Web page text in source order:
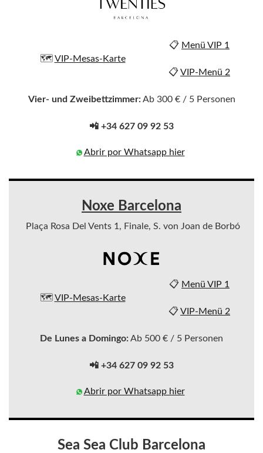
🗺️ VIP-Mesas-Karte
📋 Menü VIP 1
📋VIP-Menü 2
Vier- und Zweibettzimmer:Ab 300 € / 5 Personen
📲 +34 627 09 92 53
Abrir por Whatsapp hier
Noxe Barcelona
Plaça Rosa Del Vents 1, Finale, S. von Joan de Borbó
🗺️ VIP-Mesas-Karte
📋 Menü VIP 1
📋VIP-Menü 2
De Lunes a Domingo:Ab 500 € / 5 Personen
📲 +34 627 09 92 53
Abrir por Whatsapp hier
Sea Sea Club Barcelona